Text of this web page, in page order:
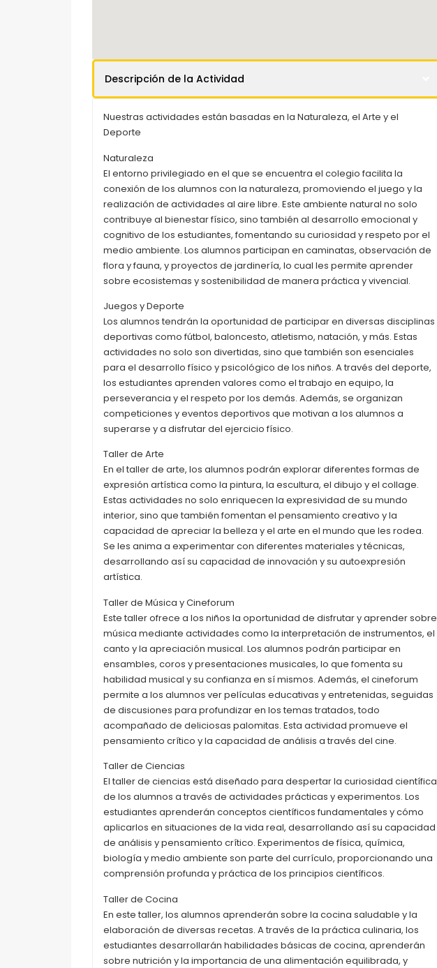
Descripción de la Actividad
Nuestras actividades están basadas en la Naturaleza, el Arte y el
Deporte
Naturaleza
El entorno privilegiado en el que se encuentra el colegio facilita la
conexión de los alumnos con la naturaleza, promoviendo el juego y la
realización de actividades al aire libre. Este ambiente natural no solo
contribuye al bienestar físico, sino también al desarrollo emocional y
cognitivo de los estudiantes, fomentando su curiosidad y respeto por el
medio ambiente. Los alumnos participan en caminatas, observación de
flora y fauna, y proyectos de jardinería, lo cual les permite aprender
sobre ecosistemas y sostenibilidad de manera práctica y vivencial.
Juegos y Deporte
Los alumnos tendrán la oportunidad de participar en diversas disciplinas
deportivas como fútbol, baloncesto, atletismo, natación, y más. Estas
actividades no solo son divertidas, sino que también son esenciales
para el desarrollo físico y psicológico de los niños. A través del deporte,
los estudiantes aprenden valores como el trabajo en equipo, la
perseverancia y el respeto por los demás. Además, se organizan
competiciones y eventos deportivos que motivan a los alumnos a
superarse y a disfrutar del ejercicio físico.
Taller de Arte
En el taller de arte, los alumnos podrán explorar diferentes formas de
expresión artística como la pintura, la escultura, el dibujo y el collage.
Estas actividades no solo enriquecen la expresividad de su mundo
interior, sino que también fomentan el pensamiento creativo y la
capacidad de apreciar la belleza y el arte en el mundo que les rodea.
Se les anima a experimentar con diferentes materiales y técnicas,
desarrollando así su capacidad de innovación y su autoexpresión
artística.
Taller de Música y Cineforum
Este taller ofrece a los niños la oportunidad de disfrutar y aprender sobre
música mediante actividades como la interpretación de instrumentos, el
canto y la apreciación musical. Los alumnos podrán participar en
ensambles, coros y presentaciones musicales, lo que fomenta su
habilidad musical y su confianza en sí mismos. Además, el cineforum
permite a los alumnos ver películas educativas y entretenidas, seguidas
de discusiones para profundizar en los temas tratados, todo
acompañado de deliciosas palomitas. Esta actividad promueve el
pensamiento crítico y la capacidad de análisis a través del cine.
Taller de Ciencias
El taller de ciencias está diseñado para despertar la curiosidad científica
de los alumnos a través de actividades prácticas y experimentos. Los
estudiantes aprenderán conceptos científicos fundamentales y cómo
aplicarlos en situaciones de la vida real, desarrollando así su capacidad
de análisis y pensamiento crítico. Experimentos de física, química,
biología y medio ambiente son parte del currículo, proporcionando una
comprensión profunda y práctica de los principios científicos.
Taller de Cocina
En este taller, los alumnos aprenderán sobre la cocina saludable y la
elaboración de diversas recetas. A través de la práctica culinaria, los
estudiantes desarrollarán habilidades básicas de cocina, aprenderán
sobre nutrición y la importancia de una alimentación equilibrada, y